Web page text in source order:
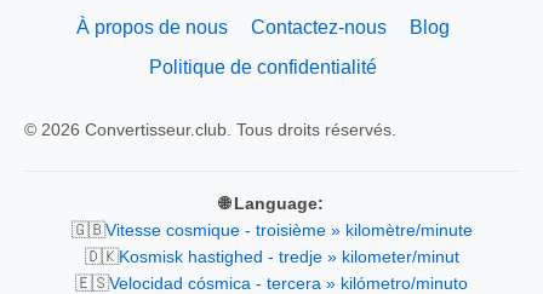
À propos de nous Contactez-nous
Blog
Politique de confidentialité
© 2026 Convertisseur.club. Tous droits réservés.
🌐 Language:
🇬🇧Vitesse cosmique - troisième » kilomètre/minute
🇩🇰Kosmisk hastighed - tredje » kilometer/minut
🇪🇸Velocidad cósmica - tercera » kilómetro/minuto